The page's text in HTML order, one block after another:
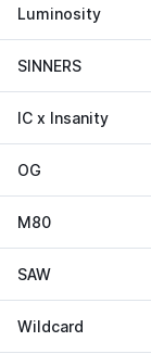
Luminosity
SINNERS
IC x Insanity
OG
M80
SAW
Wildcard